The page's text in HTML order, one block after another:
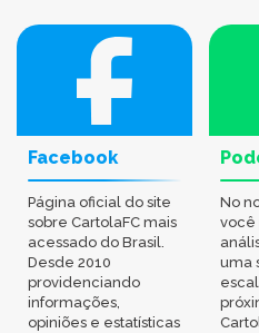
Facebook
Página oficial do site
sobre CartolaFC mais
acessado do Brasil.
Desde 2010
providenciando
informações,
opiniões e estatísticas
No
você
uma